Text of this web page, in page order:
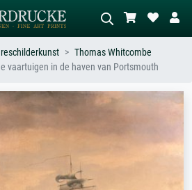
– bijv.
Beschrijf de scène – bijv. groene
weide, abstract met veel rood, donker
olieverfschilderij, staand naakt naast
Thomas Whitcombe
vaartuigen in de haven van Portsmouth